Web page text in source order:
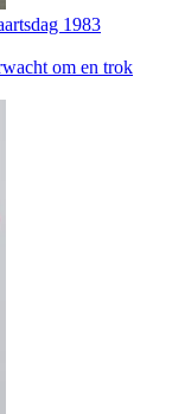
1983
om en trok